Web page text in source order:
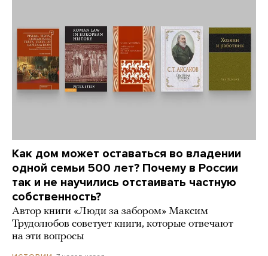
Как дом может оставаться во владении
одной семьи 500 лет? Почему в России
так и не научились отстаивать частную
собственность?
Автор книги «Люди за забором» Максим
Трудолюбов советует книги, которые отвечают
на эти вопросы